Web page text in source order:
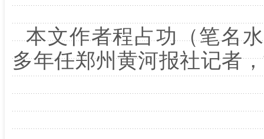
本文作者程占功（笔名
多年任郑州黄河报社记者